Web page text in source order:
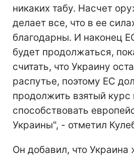
никаких табу. Насчет
делает все, что в ее
благодарны. И наконец
будет продолжаться,
считать, что Украину
распутье, поэтому ЕС
продолжить взятый
способствовать
Украины", - отметил
Он добавил, что